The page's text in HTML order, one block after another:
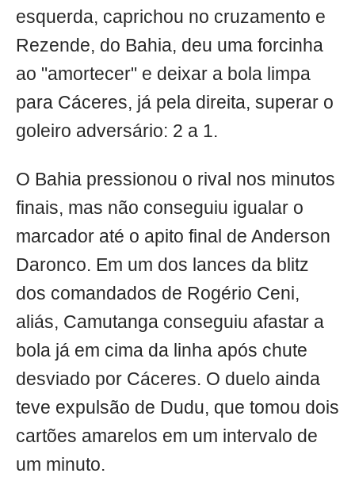
esquerda, caprichou no cruzamento e
Rezende, do Bahia, deu uma forcinha
ao "amortecer" e deixar a bola limpa
para Cáceres, já pela direita, superar o
goleiro adversário: 2 a 1.
O Bahia pressionou o rival nos minutos
finais, mas não conseguiu igualar o
marcador até o apito final de Anderson
Daronco. Em um dos lances da blitz
dos comandados de Rogério Ceni,
aliás, Camutanga conseguiu afastar a
bola já em cima da linha após chute
desviado por Cáceres. O duelo ainda
teve expulsão de Dudu, que tomou dois
cartões amarelos em um intervalo de
um minuto.